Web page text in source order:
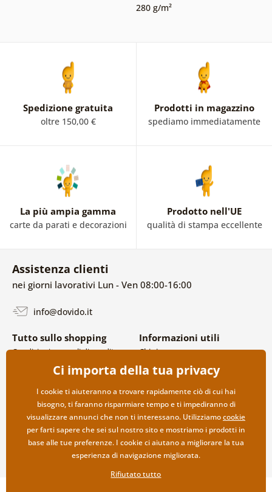
280 g/m²
Spedizione gratuita
oltre 150,00 €
Prodotti in magazzino
spediamo immediatamente
La più ampia gamma
carte da parati e decorazioni
Prodotto nell'UE
qualità di stampa eccellente
Assistenza clienti
nei giorni lavorativi Lun - Ven 08:00-16:00
info@dovido.it
Tutto sullo shopping
Condizioni generali di vendita e
Politica sulla privacy
Opzioni di spedizione e
pagamento
Reso della merce
Informazioni utili
Chi siamo
FAQ
Contatti
Collaborazione all’ingrosso
Ci importa della tua privacy
I cookie ti aiuteranno a trovare rapidamente ciò di cui hai
bisogno, ti faranno risparmiare tempo e ti impediranno di
visualizzare annunci che non ti interessano. Utilizziamocookie
per farti sapere che sei sul nostro sito e mostriamo i prodotti in
base alle tue preferenze. I cookie ci aiutano a migliorare la tua
esperienza di navigazione migliorata.
Rifiutato tutto